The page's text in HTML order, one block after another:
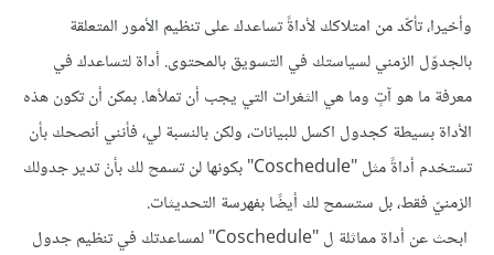
وأخيرا، تأكّد من امتلاكك لأداةً تساعدك على تنظيم الأمور المتعلقة
بالجدوّل الزمني لسياستك في التسويق بالمحتوى. أداة لتساعدك في
معرفة ما هو آتٍ وما هي الثغرات التي يجب أن تملأها. بمكن أن تكون هذه
الأداة بسيطة كجدول اكسل للبيانات، ولكن بالنسبة لي، فأنني أنصحك بأن
تستخدم أداةً مثل "Coschedule" بكونها لن تسمح لك بأنْ تدير جدولك
الزمنيّ فقط، بل ستسمح لك أيضًا بفهرسة التحديثات.
ابحث عن أداة مماثلة ل "Coschedule" لمساعدتك في تنظيم جدول